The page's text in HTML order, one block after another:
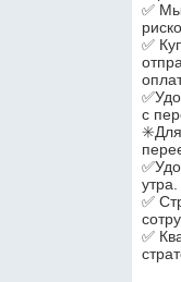
✅
✅
с
✅
✅